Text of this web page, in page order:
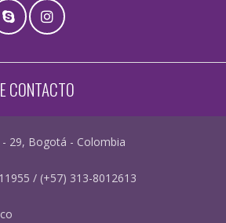
CONTACTO
- 29, Bogotá - Colombia
/ (+57) 313-8012613